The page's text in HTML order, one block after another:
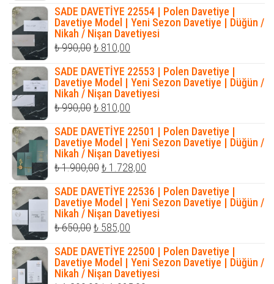
SADE DAVETİYE 22554 | Polen Davetiye |
Davetiye Model | Yeni Sezon Davetiye | Düğün /
Nikah / Nişan Davetiyesi
₺990,00Orijinal
fiyat:
₺ 990,00.
₺ 810,00
fiyat:
₺ 810,00.
SADE DAVETİYE 22553 | Polen Davetiye |
Davetiye Model | Yeni Sezon Davetiye | Düğün /
Nikah / Nişan Davetiyesi
₺990,00Orijinal
fiyat:
₺ 990,00.
₺ 810,00
fiyat:
₺ 810,00.
SADE DAVETİYE 22501 | Polen Davetiye |
Davetiye Model | Yeni Sezon Davetiye | Düğün /
Nikah / Nişan Davetiyesi
₺1.900,00Orijinal
fiyat:
₺ 1.900,00.
₺ 1.728,00
fiyat:
₺ 1.728,00.
SADE DAVETİYE 22536 | Polen Davetiye |
Davetiye Model | Yeni Sezon Davetiye | Düğün /
Nikah / Nişan Davetiyesi
₺650,00Orijinal
fiyat:
₺ 650,00.
₺ 585,00
fiyat:
₺ 585,00.
SADE DAVETİYE 22500 | Polen Davetiye |
Davetiye Model | Yeni Sezon Davetiye | Düğün /
Nikah / Nişan Davetiyesi